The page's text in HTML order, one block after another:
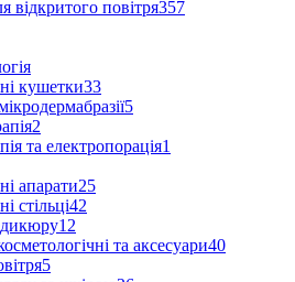
відкритого повітря357
кушетки33
5
2
та електропорація1
апарати25
стільці42
12
та аксесуари40
5